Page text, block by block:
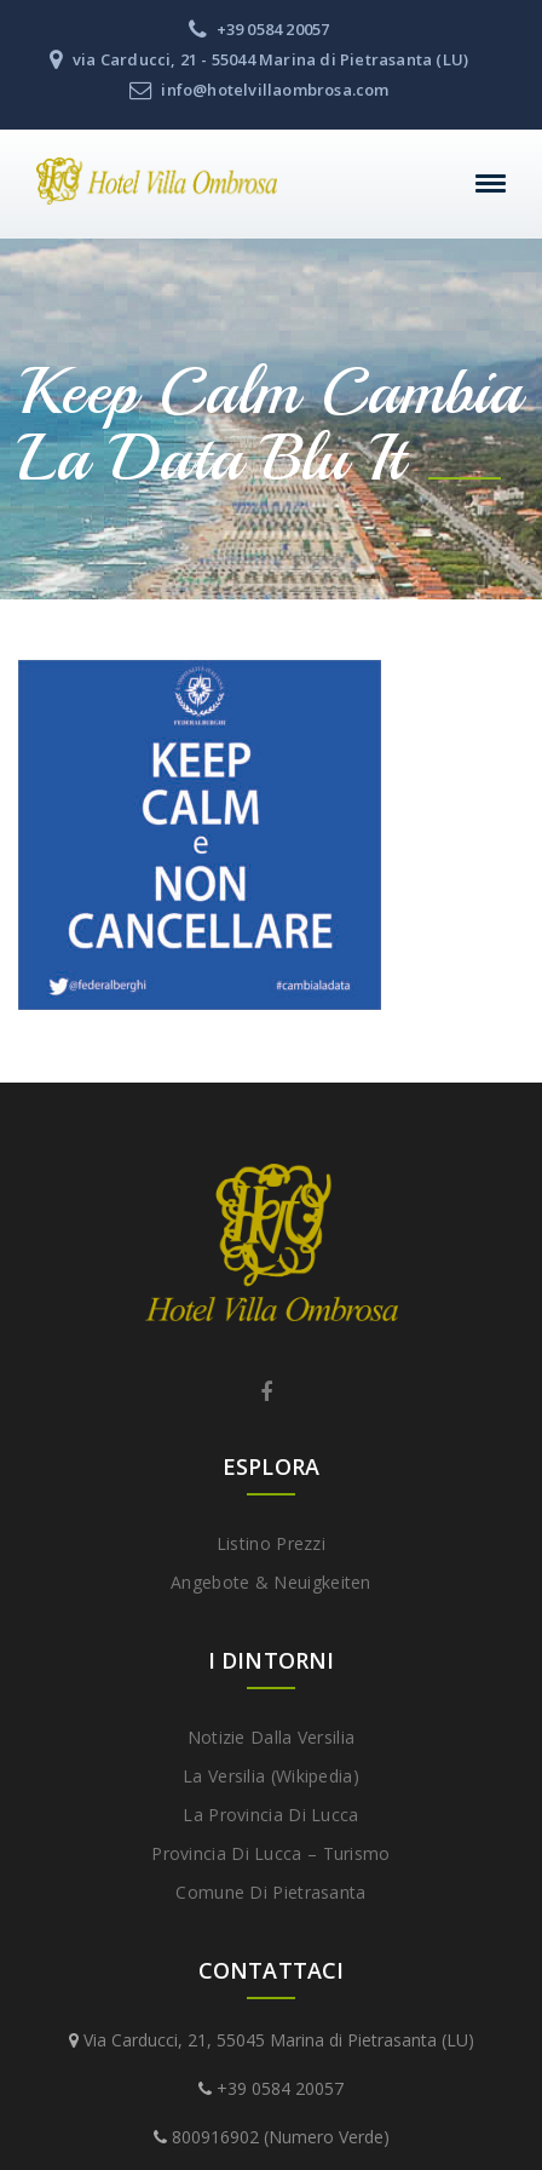
+39 0584 20057
via Carducci, 21 - 55044 Marina di Pietrasanta (LU)
info@hotelvillaombrosa.com
Keep Calm Cambia
La Data Blu It
ESPLORA
Listino Prezzi
Angebote & Neuigkeiten
I DINTORNI
Notizie Dalla Versilia
La Versilia (Wikipedia)
La Provincia Di Lucca
Provincia Di Lucca – Turismo
Comune Di Pietrasanta
CONTATTACI
Via Carducci, 21, 55045 Marina di Pietrasanta (LU)
+39 0584 20057
800916902 (Numero Verde)